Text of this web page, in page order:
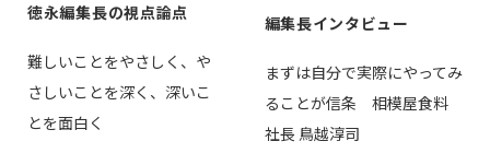
徳永編集長の視点論点
難しいことをやさしく、や
さしいことを深く、深いこ
とを面白く
編集長インタビュー
まずは自分で実際にやってみ
ることが信条 相模屋食料
社長 鳥越淳司